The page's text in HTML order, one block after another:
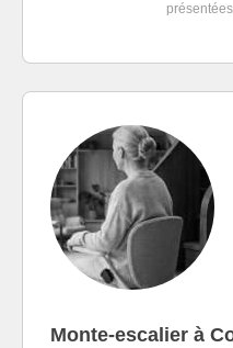
Monte-escalier à